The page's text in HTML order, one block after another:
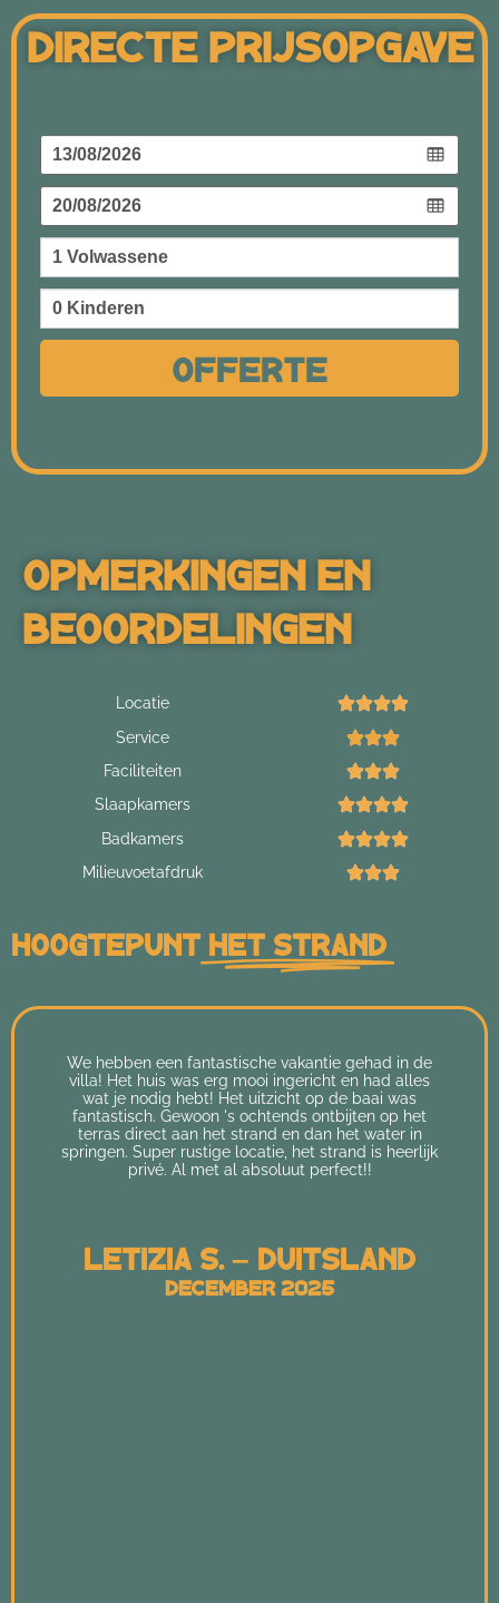
Directe Prijsopgave
Offerte
Opmerkingen En
Beoordelingen
Locatie
Service
Faciliteiten
Slaapkamers
Badkamers
Milieuvoetafdruk
Hoogtepunt Het Strand
We hebben een fantastische vakantie gehad in de
villa! Het huis was erg mooi ingericht en had alles
wat je nodig hebt! Het uitzicht op de baai was
fantastisch. Gewoon 's ochtends ontbijten op het
terras direct aan het strand en dan het water in
springen. Super rustige locatie, het strand is heerlijk
privé. Al met al absoluut perfect!!
Letizia S. – Duitsland
December 2025